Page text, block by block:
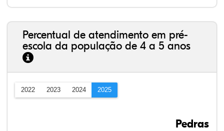
Percentual de atendimento em pré-
escola da população de 4 a 5 anos
2022 2023 2024 2025
Pedras